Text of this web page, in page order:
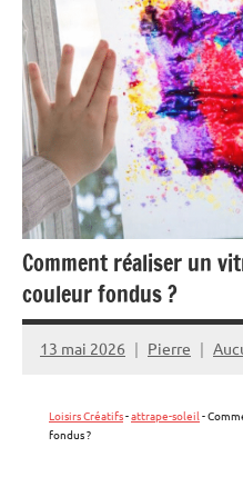
Comment réaliser un
couleur fondus ?
13 mai 2026 Pierre
Loisirs Créatifs-attrape-soleil -
fondus ?